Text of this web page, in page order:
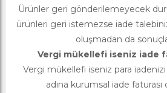
Ürünler geri gönderilemeyecek
ürünleri geri istemezse iade
oluşmadan da
Vergi mükellefi iseniz iade
Vergi mükellefi iseniz para iadenizi
adına kurumsal iade